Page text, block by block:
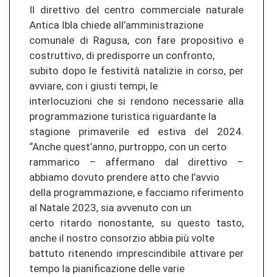
Il direttivo del centro commerciale naturale
Antica Ibla chiede all’amministrazione
comunale di Ragusa, con fare propositivo e
costruttivo, di predisporre un confronto,
subito dopo le festività natalizie in corso, per
avviare, con i giusti tempi, le
interlocuzioni che si rendono necessarie alla
programmazione turistica riguardante la
stagione primaverile ed estiva del 2024.
“Anche quest’anno, purtroppo, con un certo
rammarico – affermano dal direttivo –
abbiamo dovuto prendere atto che l’avvio
della programmazione, e facciamo riferimento
al Natale 2023, sia avvenuto con un
certo ritardo nonostante, su questo tasto,
anche il nostro consorzio abbia più volte
battuto ritenendo imprescindibile attivare per
tempo la pianificazione delle varie